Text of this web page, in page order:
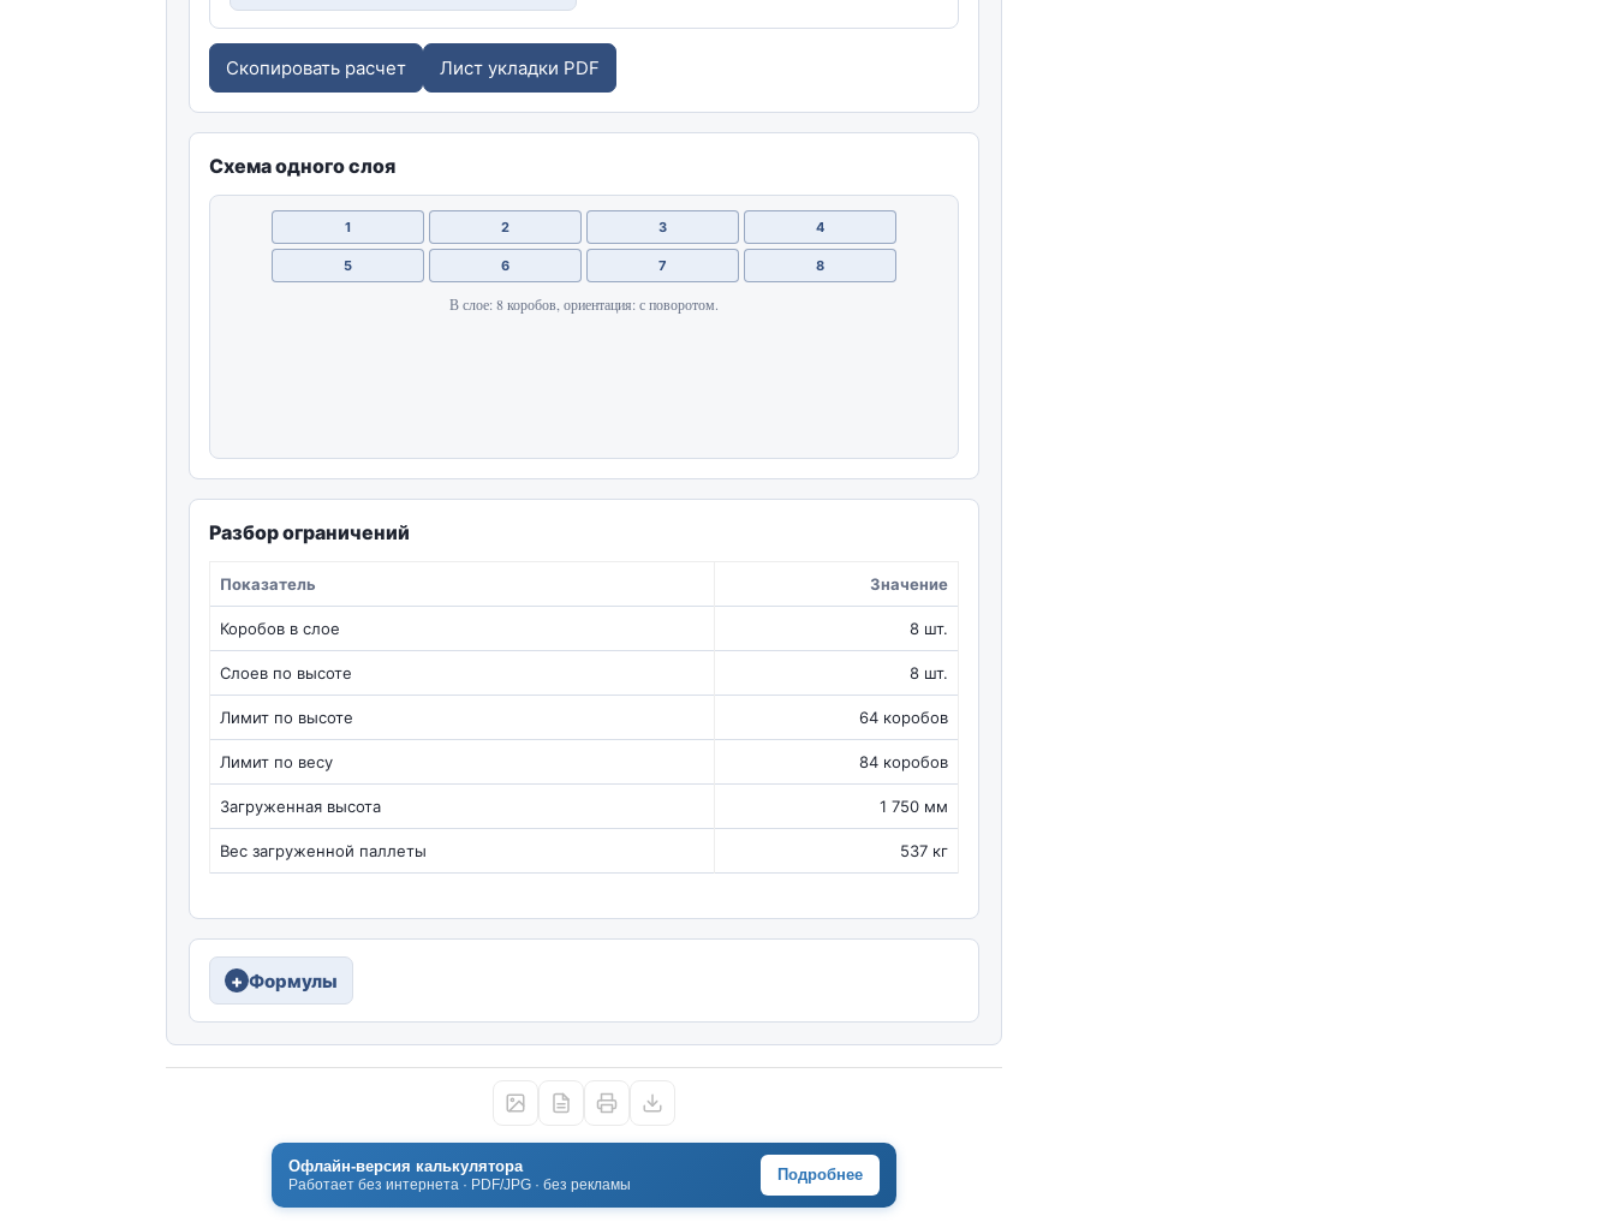
Скопировать расчет Лист укладки PDF
Схема одного слоя
1 2 3 4
5 6 7 8
В слое: 8 коробов, ориентация: с поворотом.
Разбор ограничений
Показатель Значение
Коробов в слое 8 шт.
Слоев по высоте 8 шт.
Лимит по высоте 64 коробов
Лимит по весу 84 коробов
Загруженная высота 1 750 мм
Вес загруженной паллеты 537 кг
Формулы
Офлайн-версия калькулятора
Работает без интернета · PDF/JPG · без рекламы
Подробнее